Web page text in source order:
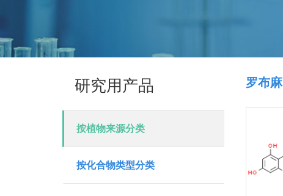
研究用产品
按植物来源分类
按化合物类型分类
罗布麻